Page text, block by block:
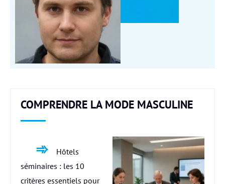
COMPRENDRE LA MODE MASCULINE
Hôtels
séminaires : les 10
critères essentiels pour